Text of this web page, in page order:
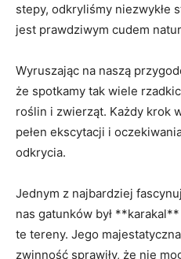
stepy, odkryliśmy niezwykłe
jest prawdziwym cudem
Wyruszając na naszą
że spotkamy tak wiele
roślin i zwierząt. Każdy krok
pełen ekscytacji i
odkrycia.
Jednym z najbardziej
nas gatunków był
te tereny. Jego
zwinność sprawiły, że nie